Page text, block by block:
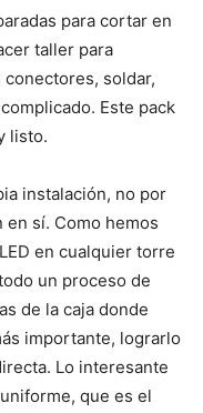
para cortar en
taller para
soldar,
Este pack
listo.
instalación, no por
sí. Como hemos
en cualquier torre
un proceso de
de la caja donde
importante, lograrlo
Lo interesante
que es el